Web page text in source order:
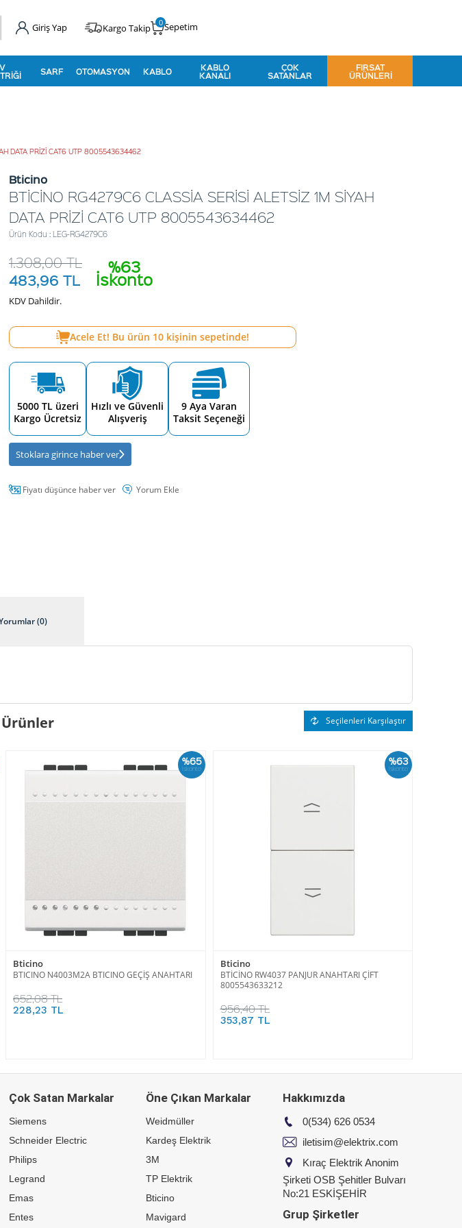
Giriş Yap Kargo Takip Sepetim
0
SARF OTOMASYON KABLO KABLO
KANALI
ÇOK
SATANLAR
FIRSAT
ÜRÜNLERI
DATA PRİZİ CAT6 UTP 8005543634462
Bticino
BTİCİNO RG4279C6 CLASSİA SERİSİ ALETSİZ 1M SİYAH
DATA PRİZİ CAT6 UTP 8005543634462
Ürün Kodu : LEG-RG4279C6
%63
İskonto
1.308,00TL
483,96 TL
KDV Dahildir.
Acele Et! Bu ürün 10kişinin sepetinde!
5000 TL üzeri
Kargo Ücretsiz
Hızlı ve Güvenli
Alışveriş
9 Aya Varan
Taksit Seçeneği
Stoklara girince haber ver
Fiyatı düşünce haber ver Yorum Ekle
(0)
Seçilenleri Karşılaştır
%65
İskonto
Bticino
BTICINO N4003M2A BTICINO GEÇİŞ ANAHTARI
652,08 TL
228,23 TL
%63
İskonto
Bticino
BTİCİNO RW4037 PANJUR ANAHTARI ÇİFT
8005543633212
956,40 TL
353,87 TL
Çok Satan Markalar
Siemens
Schneider Electric
Philips
Legrand
Emas
Entes
Öne Çıkan Markalar
Weidmüller
Kardeş Elektrik
3M
TP Elektrik
Bticino
Mavigard
Hakkımızda
0(534) 626 0534
iletisim@elektrix.com
Kıraç Elektrik Anonim
Şirketi OSB Şehitler Bulvarı
No:21 ESKİŞEHİR
Grup Şirketler